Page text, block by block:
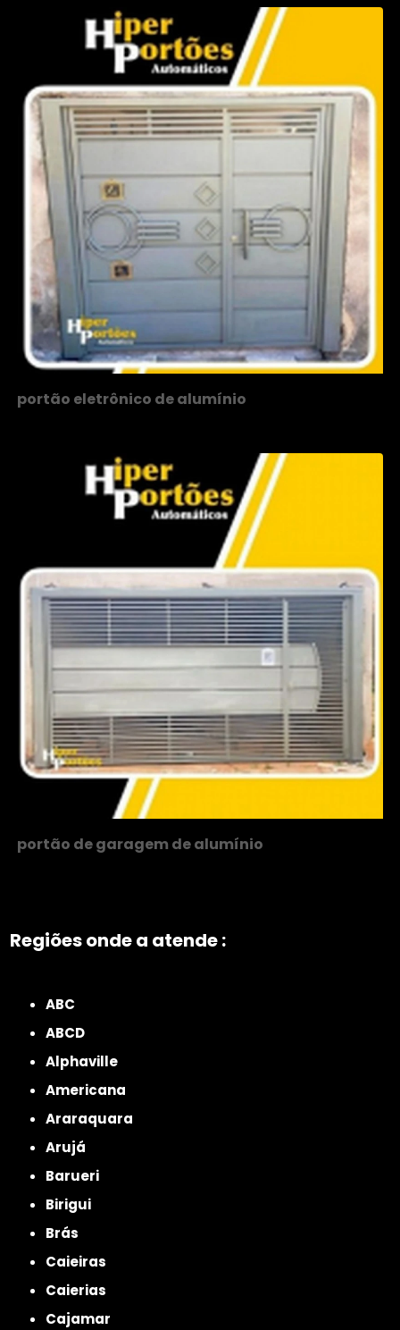
portão eletrônico de alumínio
portão de garagem de alumínio
Regiões onde a atende :
ABC
ABCD
Alphaville
Americana
Araraquara
Arujá
Barueri
Birigui
Brás
Caieiras
Caierias
Cajamar